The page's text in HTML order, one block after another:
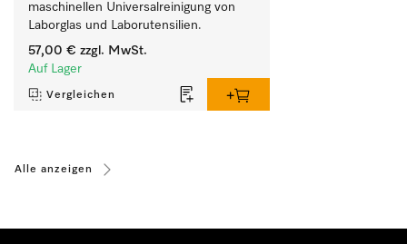
maschinellen Universalreinigung von
Laborglas und Laborutensilien.
57,00 € zzgl. MwSt.
Auf Lager
Vergleichen
Alle anzeigen